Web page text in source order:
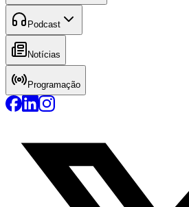
Podcast
Notícias
Programação